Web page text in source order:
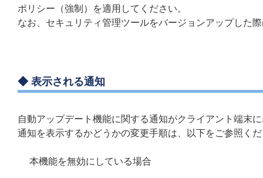
ポリシー（強制）を適用してください。
なお、セキュリティ管理ツールをバージョンアップした
◆ 表示される通知
自動アップデート機能に関する通知がクライアント端末
通知を表示するかどうかの変更手順は、以下をご参照く
本機能を無効にしている場合